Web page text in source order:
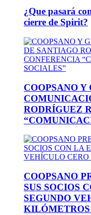
¿Que pasará
cierre de Spirit?
COOPSANO Y
RODRÍGUEZ
COOPSANO
SUS SOCIOS
SEGUNDO